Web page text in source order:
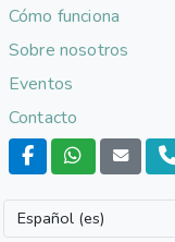
Cómo funciona
Sobre nosotros
Eventos
Contacto
Español (es)